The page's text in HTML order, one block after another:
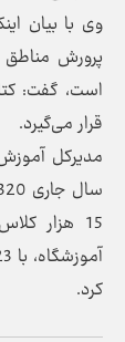
است، گفت:
قرار می‌گیرد.
مدیرکل
کرد.